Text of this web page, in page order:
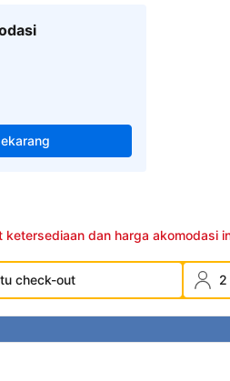
ketersediaan dan harga akomodasi
check-out 2